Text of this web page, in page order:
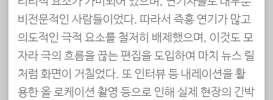
비전문적인 사람들이었다. 따라서 즉흥 연기가 많고
의도적인 극적 요소를 철저히 배제했으며, 이것도 모
자라 극의 흐름을 끊는 편집을 도입하여 마치 뉴스 릴
처럼 화면이 거칠었다. 또 인터뷰 등 내레이션을 활
용한 올 로케이션 촬영 등으로 인해 실제 현장의 긴박